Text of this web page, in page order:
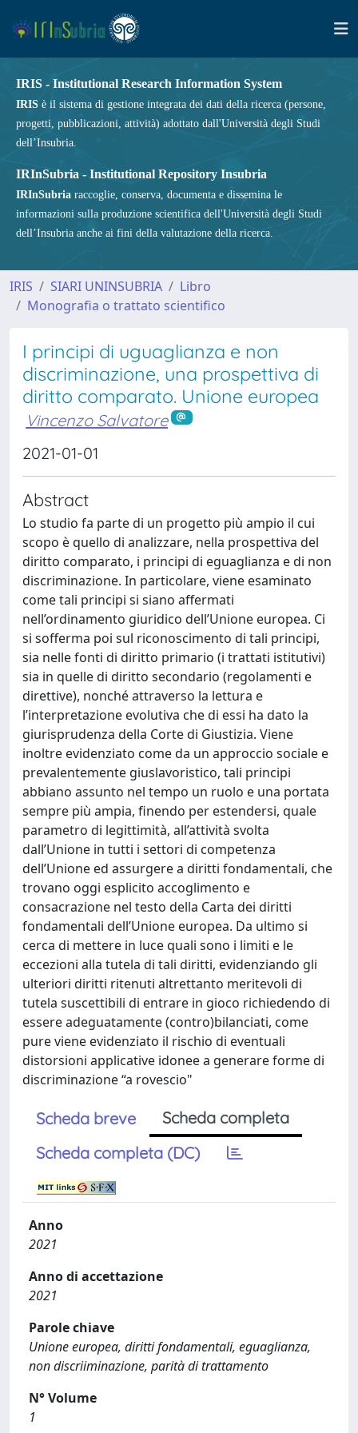
IRIS - Institutional Research Information System
IRIS è il sistema di gestione integrata dei dati della ricerca (persone,
progetti, pubblicazioni, attività) adottato dall'Università degli Studi
dell’Insubria.
IRInSubria - Institutional Repository Insubria
IRInSubria raccoglie, conserva, documenta e dissemina le
informazioni sulla produzione scientifica dell'Università degli Studi
dell’Insubria anche ai fini della valutazione della ricerca.
IRIS SIARI UNINSUBRIA
Libro
Monografia o trattato scientifico
I principi di uguaglianza e non
discriminazione, una prospettiva di
diritto comparato. Unione europea
Vincenzo Salvatore
2021-01-01
Abstract
Lo studio fa parte di un progetto più ampio il cui
scopo è quello di analizzare, nella prospettiva del
diritto comparato, i principi di eguaglianza e di non
discriminazione. In particolare, viene esaminato
come tali principi si siano affermati
nell’ordinamento giuridico dell’Unione europea. Ci
si sofferma poi sul riconoscimento di tali principi,
sia nelle fonti di diritto primario (i trattati istitutivi)
sia in quelle di diritto secondario (regolamenti e
direttive), nonché attraverso la lettura e
l’interpretazione evolutiva che di essi ha dato la
giurisprudenza della Corte di Giustizia. Viene
inoltre evidenziato come da un approccio sociale e
prevalentemente giuslavoristico, tali principi
abbiano assunto nel tempo un ruolo e una portata
sempre più ampia, finendo per estendersi, quale
parametro di legittimità, all’attività svolta
dall’Unione in tutti i settori di competenza
dell’Unione ed assurgere a diritti fondamentali, che
trovano oggi esplicito accoglimento e
consacrazione nel testo della Carta dei diritti
fondamentali dell’Unione europea. Da ultimo si
cerca di mettere in luce quali sono i limiti e le
eccezioni alla tutela di tali diritti, evidenziando gli
ulteriori diritti ritenuti altrettanto meritevoli di
tutela suscettibili di entrare in gioco richiedendo di
essere adeguatamente (contro)bilanciati, come
pure viene evidenziato il rischio di eventuali
distorsioni applicative idonee a generare forme di
discriminazione “a rovescio"
Scheda breve
Scheda completa
Scheda completa (DC)
Anno
2021
Anno di accettazione
2021
Parole chiave
Unione europea, diritti fondamentali, eguaglianza,
non discriiminazione, parità di trattamento
N° Volume
1